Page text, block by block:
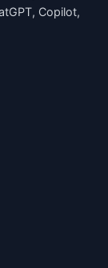
Copilot,